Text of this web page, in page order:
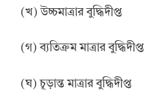
(খ) উচ্চমাত্রার বুদ্ধিদীপ্ত
(গ) ব্যতিক্রম মাত্রার বুদ্ধিদীপ্ত
(ঘ) চূড়ান্ত মাত্রার বুদ্ধিদীপ্ত